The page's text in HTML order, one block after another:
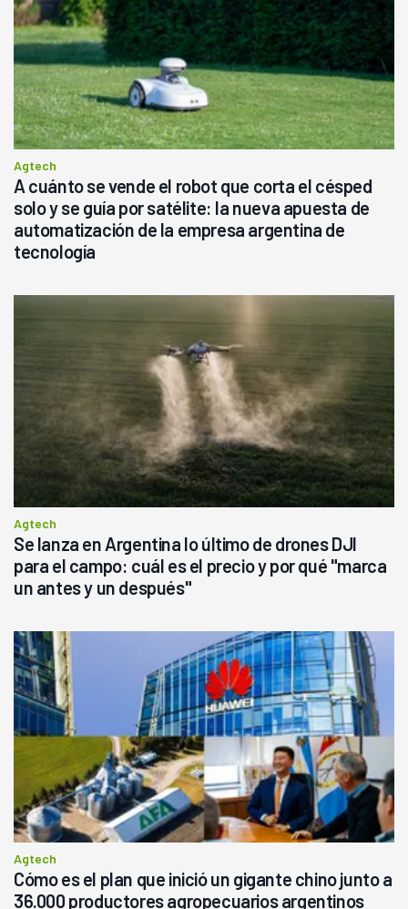
Agtech
A cuánto se vende el robot que corta el césped
solo y se guía por satélite: la nueva apuesta de
automatización de la empresa argentina de
tecnología
Agtech
Se lanza en Argentina lo último de drones DJI
para el campo: cuál es el precio y por qué "marca
un antes y un después"
Agtech
Cómo es el plan que inició un gigante chino junto a
36.000 productores agropecuarios argentinos